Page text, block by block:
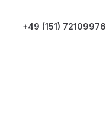
+49 (151) 72109976